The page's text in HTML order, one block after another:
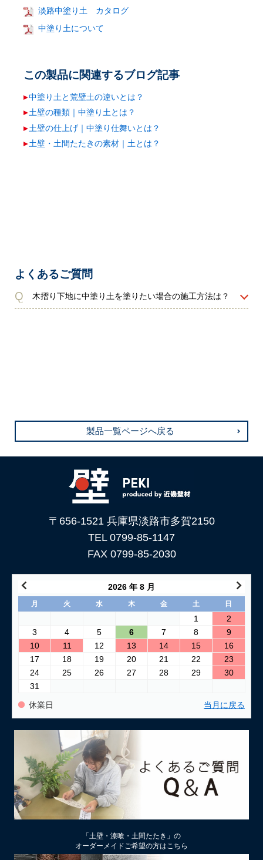
淡路中塗り土 カタログ
中塗り土について
この製品に関連するブログ記事
中塗り土と荒壁土の違いとは？
土壁の種類｜中塗り土とは？
土壁の仕上げ｜中塗り仕舞いとは？
土壁・土間たたきの素材｜土とは？
よくあるご質問
Q 木摺り下地に中塗り土を塗りたい場合の施工方法は？
製品一覧ページへ戻る
〒656-1521 兵庫県淡路市多賀2150
TEL 0799-85-1147
FAX 0799-85-2030
2026 年 8 月
月 火 水 木 金 土 日
1
2
3
4 5 6 7 8
9
10
11 12 13 14 15
16
17
18 19 20 21 22
23
24
25 26 27 28 29
30
31
休業日 当月に戻る
「土壁・漆喰・土間たたき」の
オーダーメイドご希望の方はこちら